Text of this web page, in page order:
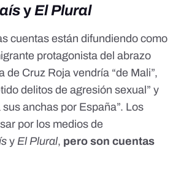
yEl Plural
cuentas están difundiendo como
protagonista del abrazo
de Cruz Roja vendría “de Mali”,
delitos de agresión sexual” y
anchas por España”. Los
por los medios de
y El Plural, pero son cuentas